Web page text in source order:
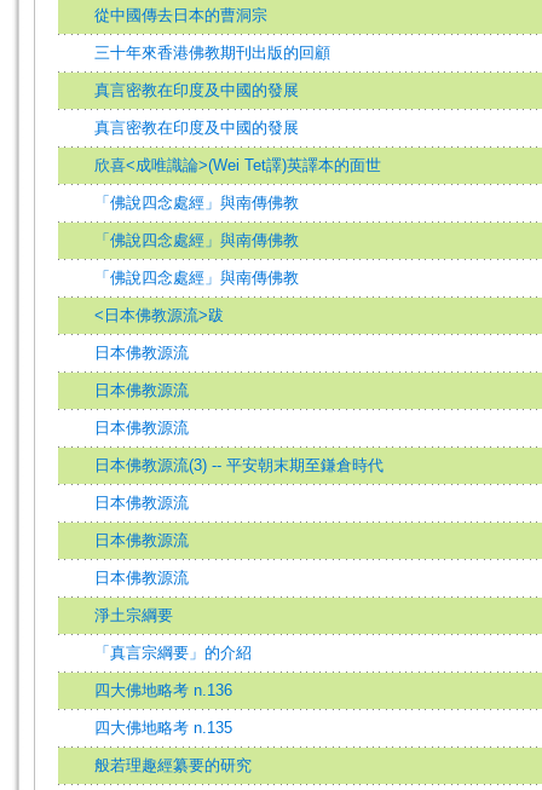
從中國傳去日本的曹洞宗
三十年來香港佛教期刊出版的回顧
真言密教在印度及中國的發展
真言密教在印度及中國的發展
欣喜<成唯識論>(Wei Tet譯)英譯本的面世
「佛說四念處經」與南傳佛教
「佛說四念處經」與南傳佛教
「佛說四念處經」與南傳佛教
<日本佛教源流>跋
日本佛教源流
日本佛教源流
日本佛教源流
日本佛教源流(3) -- 平安朝末期至鎌倉時代
日本佛教源流
日本佛教源流
日本佛教源流
淨土宗綱要
「真言宗綱要」的介紹
四大佛地略考 n.136
四大佛地略考 n.135
般若理趣經纂要的研究